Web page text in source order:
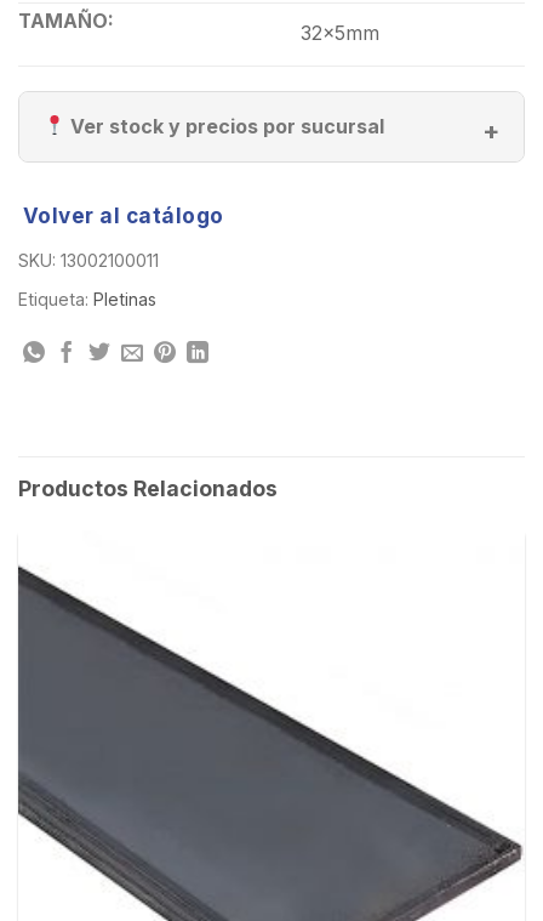
TAMAÑO:
32x5mm
Ver stock y precios por sucursal
Volver al catálogo
SKU: 13002100011
Etiqueta: Pletinas
Productos Relacionados